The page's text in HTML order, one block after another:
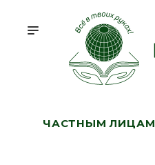
ЧАСТНЫМ ЛИЦАМ